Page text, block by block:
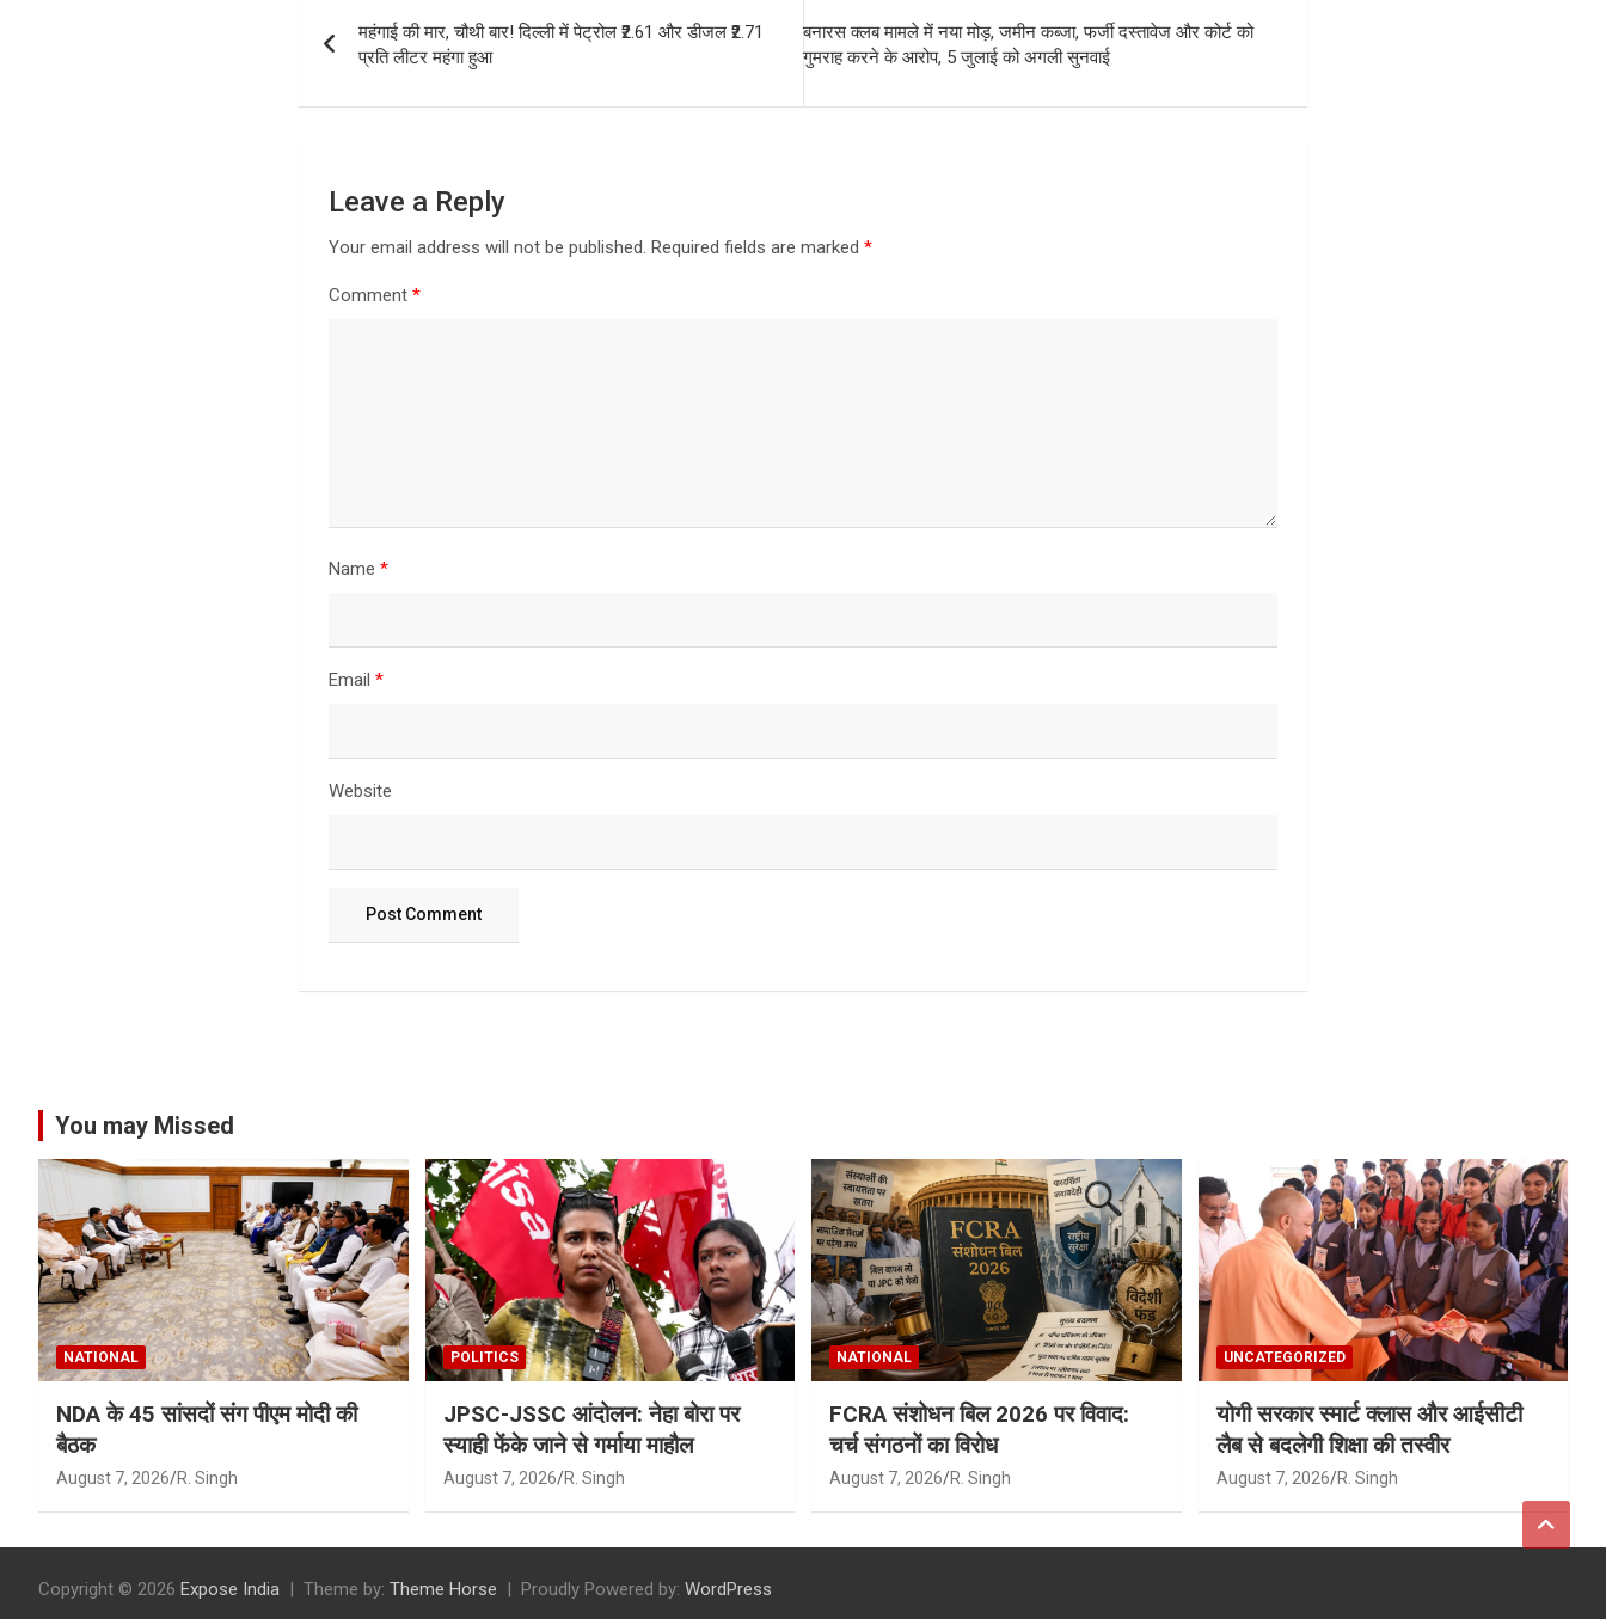
navigation
महंगाई की मार, चौथी बार! दिल्ली में पेट्रोल ₹2.61 और डीजल ₹2.71
प्रति लीटर महंगा हुआ
बनारस क्लब मामले में नया मोड़, जमीन कब्जा, फर्जी दस्तावेज और कोर्ट को
गुमराह करने के आरोप, 5 जुलाई को अगली सुनवाई
Leave a Reply
Your email address will not be published. Required fields are marked*
Comment*
Name*
Email*
Website
You may Missed
NATIONAL
NDA के 45 सांसदों संग पीएम मोदी की
बैठक
August 7, 2026 R. Singh
POLITICS
JPSC-JSSC आंदोलन: नेहा बोरा पर
स्याही फेंके जाने से गर्माया माहौल
August 7, 2026 R. Singh
NATIONAL
FCRA संशोधन बिल 2026 पर विवाद:
चर्च संगठनों का विरोध
August 7, 2026 R. Singh
UNCATEGORIZED
योगी सरकार स्मार्ट क्लास और आईसीटी
लैब से बदलेगी शिक्षा की तस्वीर
August 7, 2026 R. Singh
Copyright © 2026 Expose India Theme by: Theme Horse Proudly Powered by: WordPress